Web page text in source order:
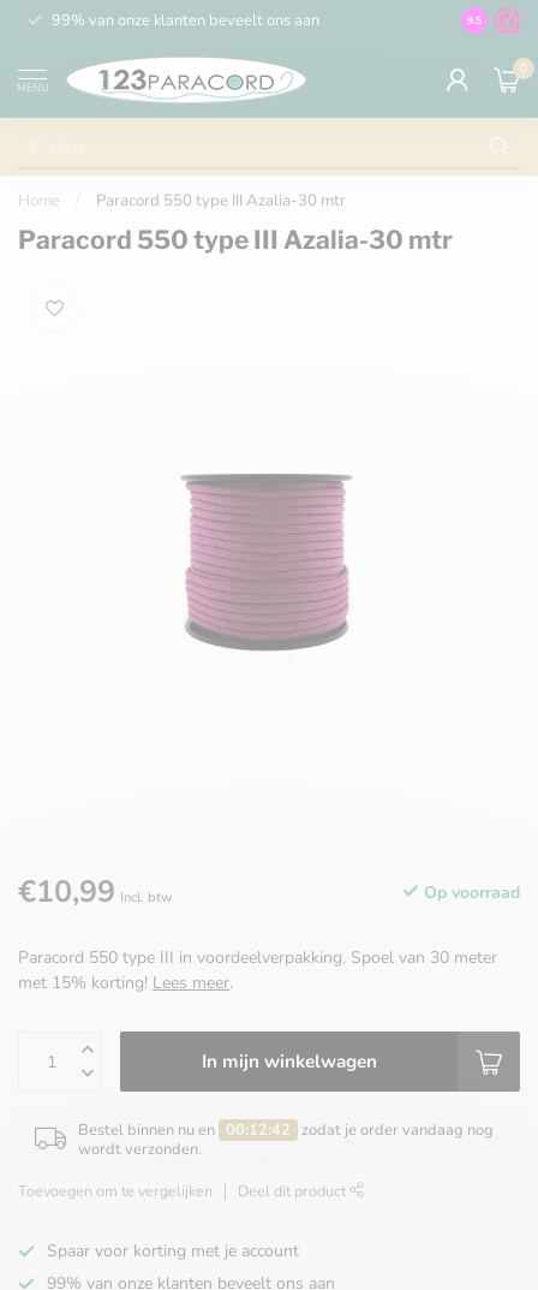
99% van onze klanten beveelt ons aan 100% de
9.5
MENU
0
Home Paracord 550 type III Azalia-30 mtr
Paracord 550 type III Azalia-30 mtr
€10,99 Incl. btw Op voorraad
Paracord 550 type III in voordeelverpakking. Spoel van 30 meter
met 15% korting! Lees meer.
In mijn winkelwagen
Bestel binnen nu en 00:12:42
zodat je order vandaag nog
wordt verzonden.
Toevoegen om te vergelijken Deel dit product
Spaar voor korting met je account
99% van onze klanten beveelt ons aan